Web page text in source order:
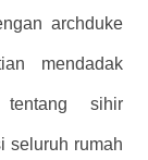
archduke
mendadak
sihir
seluruh rumah